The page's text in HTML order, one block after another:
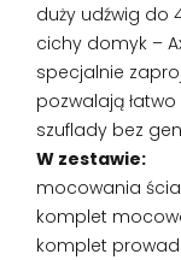
duży udźwig do
cichy domyk –
specjalnie
pozwalają
szuflady bez
W zestawie:
mocowania
komplet
komplet